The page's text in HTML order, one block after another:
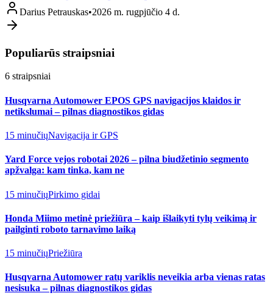
Darius Petrauskas•2026 m. rugpjūčio 4 d.
Populiarūs straipsniai
6 straipsniai
Husqvarna Automower EPOS GPS navigacijos klaidos ir
netikslumai – pilnas diagnostikos gidas
15 minučiųNavigacija ir GPS
Yard Force vejos robotai 2026 – pilna biudžetinio segmento
apžvalga: kam tinka, kam ne
15 minučiųPirkimo gidai
Honda Miimo metinė priežiūra – kaip išlaikyti tylų veikimą ir
pailginti roboto tarnavimo laiką
15 minučiųPriežiūra
Husqvarna Automower ratų variklis neveikia arba vienas ratas
nesisuka – pilnas diagnostikos gidas